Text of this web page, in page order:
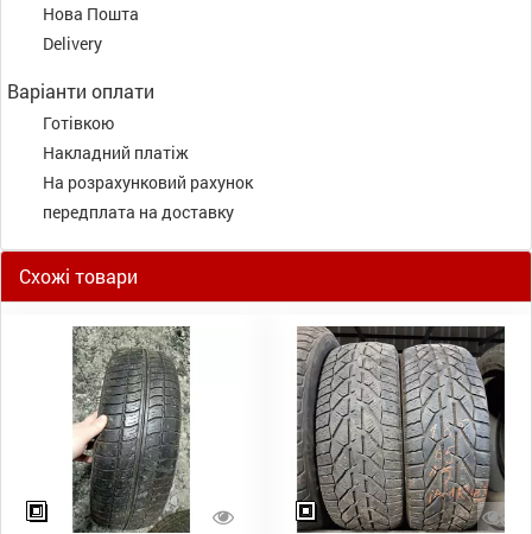
Нова Пошта
Delivery
Варіанти оплати
Готівкою
Накладний платіж
На розрахунковий рахунок
передплата на доставку
Схожі товари